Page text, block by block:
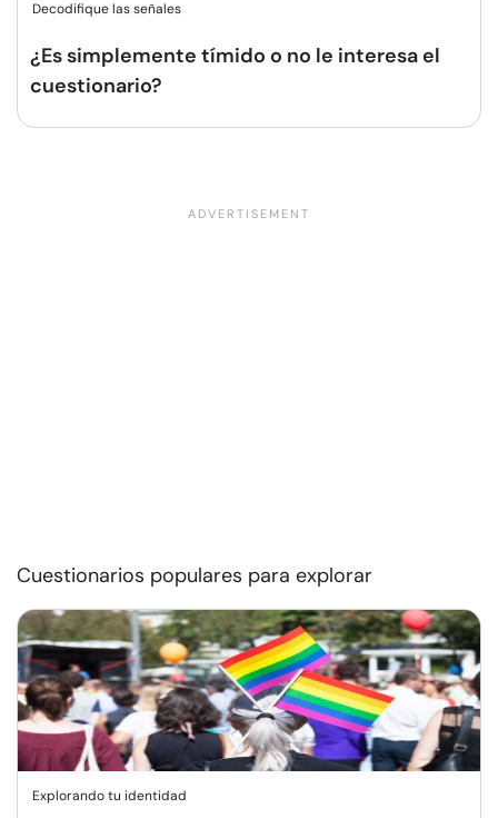
Decodifique las señales
¿Es simplemente tímido o no le interesa el
cuestionario?
Cuestionarios populares para explorar
Explorando tu identidad